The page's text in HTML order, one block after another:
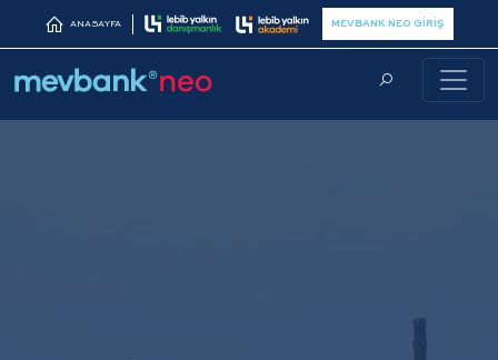
ANASAYFA MEVBANK NEO GİRİŞ